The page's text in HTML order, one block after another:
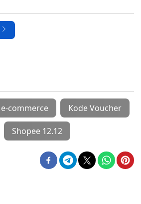
e-commerce Kode Voucher
Shopee 12.12